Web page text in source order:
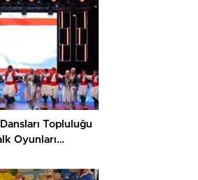
Topluluğu
Oyunları